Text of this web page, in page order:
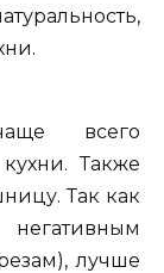
всего
Также
Так как
лучше